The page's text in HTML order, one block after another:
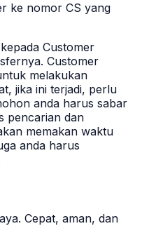
ke nomor CS yang
Customer
Customer
melakukan
jika ini terjadi, perlu
anda harus sabar
pencarian dan
memakan waktu
anda harus
Cepat, aman, dan